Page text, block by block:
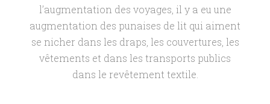
l’augmentation des voyages, il y a eu une
augmentation des punaises de lit qui aiment
se nicher dans les draps, les couvertures, les
vêtements et dans les transports publics
dans le revêtement textile.